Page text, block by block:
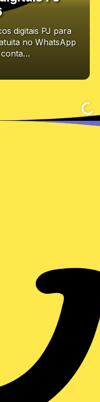
digitais PJ para
no WhatsApp
conta…